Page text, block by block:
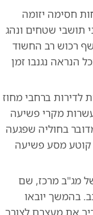
הכוחות חסימה יזומה
תושבי שטחים ונהג
רכוש רב החשוד
הנראה נגנבו זמן
לדירות ברחבי מחוז
מקרי פשיעה
בחוליה שפגעה
קוטע מסע פשיעה
מג"ב מרכז, שם
בהמשך יובאו